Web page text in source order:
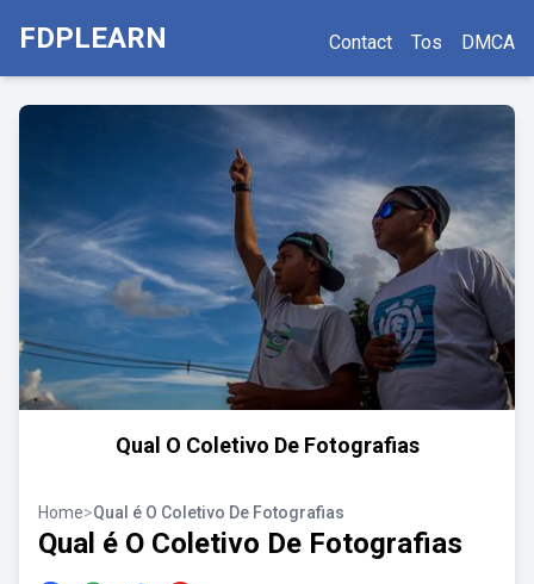
FDPLEARN Contact Tos DMCA
Qual O Coletivo De Fotografias
Home>Qual é O Coletivo De Fotografias
Qual é O Coletivo De Fotografias